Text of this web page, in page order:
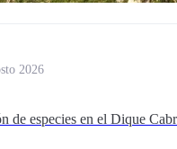
2026
de especies en el Dique